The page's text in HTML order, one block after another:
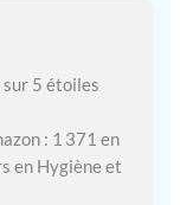
5 étoiles
: 1 371 en
en Hygiène et